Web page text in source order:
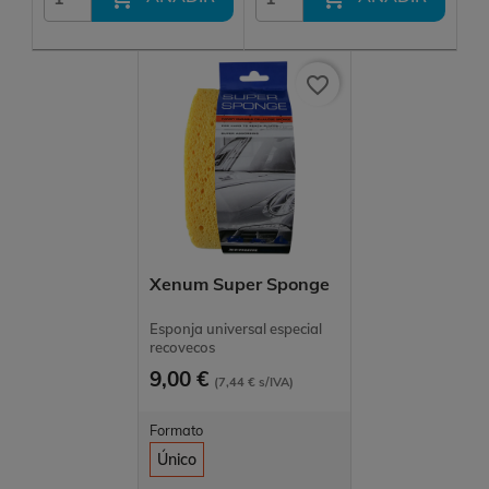
Xenum Super Sponge
Esponja universal especial
recovecos
9,00 € (7,44 € s/IVA)
Formato
Único
favorite_border